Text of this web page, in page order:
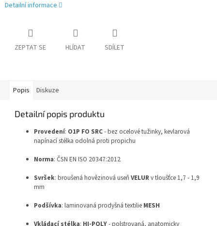
Detailní informace
ZEPTAT SE HLÍDAT SDÍLET
Popis Diskuze
Detailní popis produktu
Provedení: O1P FO SRC- bez ocelové tužinky, kevlarová
napínací stélka odolná proti propichu
Norma: ČSN EN ISO 20347:2012
Svršek: broušená hovězinová useň VELURv tloušťce 1,7 - 1,9
mm
Podšívka: laminovaná prodyšná textilie MESH
Vkládací stélka: HI-POLY- polstrovaná, anatomicky